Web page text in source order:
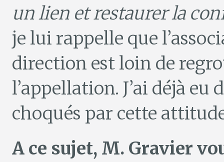
un lien et restaurer la
je lui rappelle que
direction est loin de
l’appellation. J’ai déjà
choqués par cette
A ce sujet, M. Gravier